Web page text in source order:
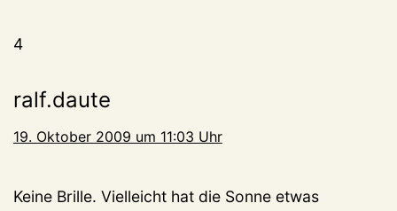
4
ralf.daute
19. Oktober 2009 um 11:03 Uhr
Keine Brille. Vielleicht hat die Sonne etwas